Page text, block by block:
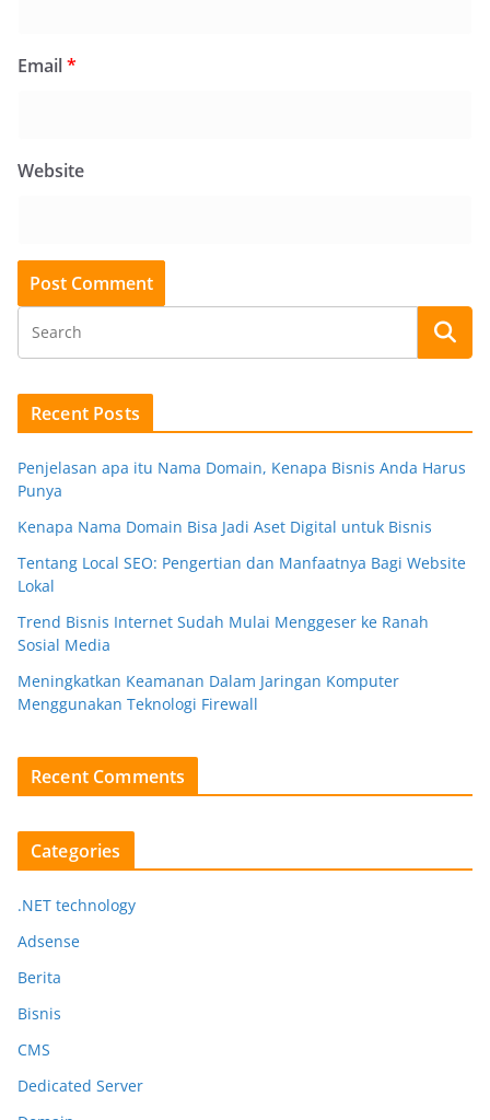
Email*
Website
Recent Posts
Penjelasan apa itu Nama Domain, Kenapa Bisnis Anda Harus
Punya
Kenapa Nama Domain Bisa Jadi Aset Digital untuk Bisnis
Tentang Local SEO: Pengertian dan Manfaatnya Bagi Website
Lokal
Trend Bisnis Internet Sudah Mulai Menggeser ke Ranah
Sosial Media
Meningkatkan Keamanan Dalam Jaringan Komputer
Menggunakan Teknologi Firewall
Recent Comments
Categories
.NET technology
Adsense
Berita
Bisnis
CMS
Dedicated Server